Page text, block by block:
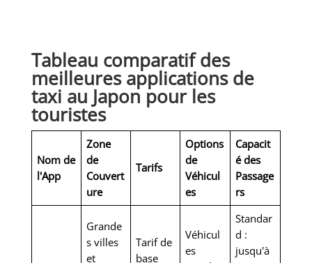
Tableau comparatif des
meilleures applications de
taxi au Japon pour les
touristes
Nom de
l'App
Zone
de
Couvert
ure
Tarifs
Options
de
Véhicul
es
Capacit
é des
Passage
rs
Grande
s villes
et
Tarif de
base
Véhicul
es
Standar
d :
jusqu'à